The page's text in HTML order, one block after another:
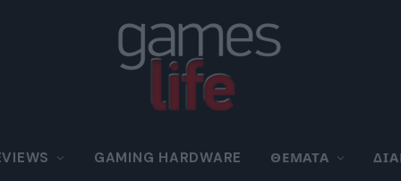
GAMING HARDWARE ΘΈΜΑΤΑ